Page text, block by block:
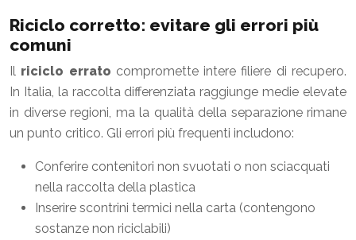
Riciclo corretto: evitare gli errori più
comuni
Il riciclo errato compromette intere filiere di recupero.
In Italia, la raccolta differenziata raggiunge medie elevate
in diverse regioni, ma la qualità della separazione rimane
un punto critico. Gli errori più frequenti includono:
Conferire contenitori non svuotati o non sciacquati
nella raccolta della plastica
Inserire scontrini termici nella carta (contengono
sostanze non riciclabili)